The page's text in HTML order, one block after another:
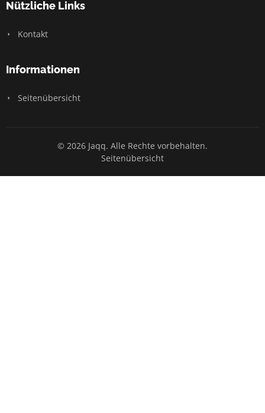
Nützliche Links
Kontakt
Informationen
Seitenübersicht
© 2026 Jaqq. Alle Rechte vorbehalten.
Seitenübersicht